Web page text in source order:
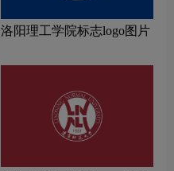
洛阳理工学院标志logo图片